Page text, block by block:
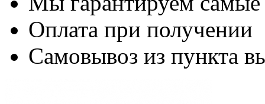
Оплата при получении
Самовывоз из пункта